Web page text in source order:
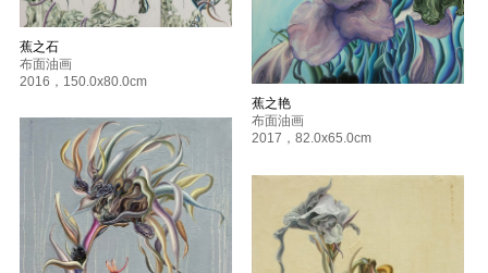
蕉之石
布面油画
2016 ， 150.0x80.0cm
蕉之艳
布面油画
2017 ， 82.0x65.0cm